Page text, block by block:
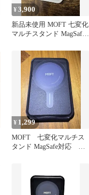
¥3,900
新品未使用 MOFT 七変化
マルチスタンド MagSafe
¥ 1,299
MOFT 七変化マルチス
タンド MagSafe対応 カ